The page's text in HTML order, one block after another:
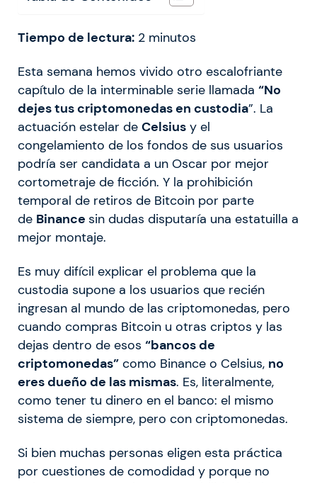
Tiempo de lectura: 2 minutos
Esta semana hemos vivido otro escalofriante
capítulo de la interminable serie llamada “No
dejes tus criptomonedas en custodia”. La
actuación estelar de Celsius y el
congelamiento de los fondos de sus usuarios
podría ser candidata a un Oscar por mejor
cortometraje de ficción. Y la prohibición
temporal de retiros de Bitcoin por parte
de Binance sin dudas disputaría una estatuilla a
mejor montaje.
Es muy difícil explicar el problema que la
custodia supone a los usuarios que recién
ingresan al mundo de las criptomonedas, pero
cuando compras Bitcoin u otras criptos y las
dejas dentro de esos “bancos de
criptomonedas” como Binance o Celsius, no
eres dueño de las mismas. Es, literalmente,
como tener tu dinero en el banco: el mismo
sistema de siempre, pero con criptomonedas.
Si bien muchas personas eligen esta práctica
por cuestiones de comodidad y porque no